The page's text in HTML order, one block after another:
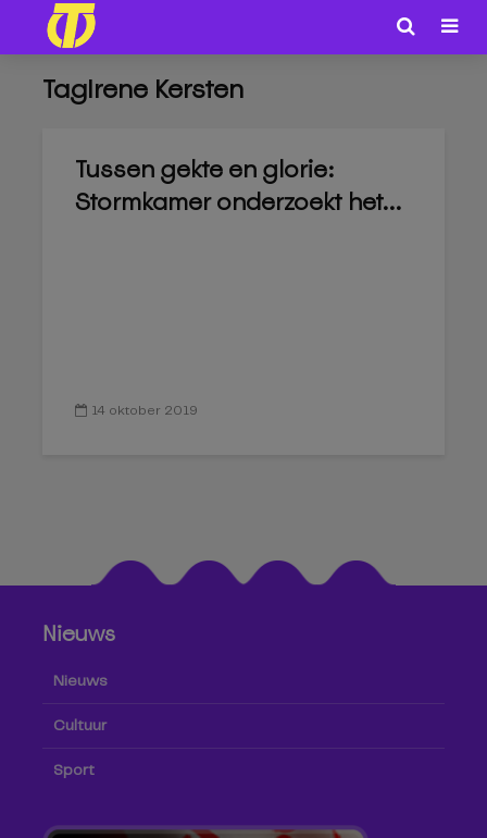
TagIrene Kersten
Tussen gekte en glorie:
Stormkamer onderzoekt het...
14 oktober 2019
Nieuws
Nieuws
Cultuur
Sport